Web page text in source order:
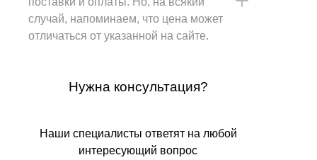
случай, напоминаем, что цена может
отличаться от указанной на сайте.
Нужна консультация?
Наши специалисты ответят на любой
интересующий вопрос